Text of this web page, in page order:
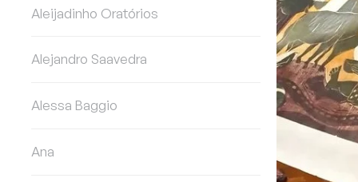
Aleijadinho Oratórios
Alejandro Saavedra
Alessa Baggio
Ana